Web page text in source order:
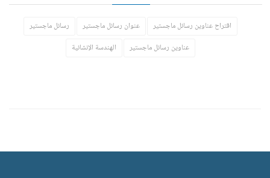
اقتراح عناوين رسائل ماجستير عنوان رسائل ماجستير
رسائل ماجستير
عناوين رسائل ماجستير
الهندسة الإنشائية